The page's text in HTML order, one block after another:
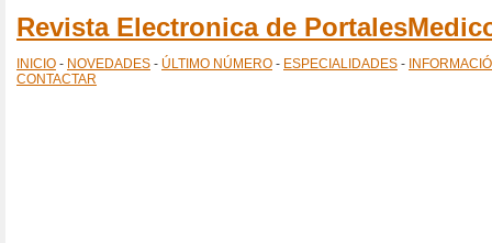
Revista Electronica de
INICIO - NOVEDADES - ÚLTIMO NÚMERO - ESPECIALIDADES -
CONTACTAR